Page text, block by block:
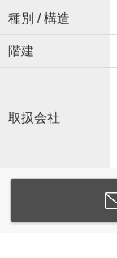
種別 / 構造
階建
取扱会社